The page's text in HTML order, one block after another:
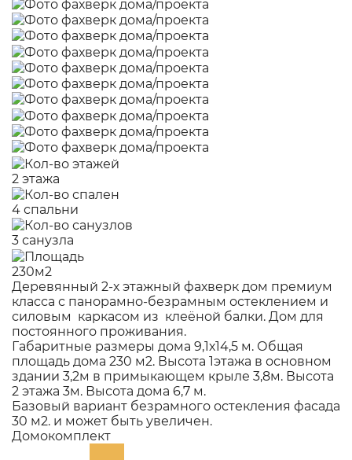
2 этажа
4 спальни
3 санузла
230м2
Деревянный 2-х этажный фахверк дом премиум
класса с панорамно-безрамным остеклением и
силовым каркасом из клеёной балки. Дом для
постоянного проживания.
Габаритные размеры дома 9,1х14,5 м. Общая
площадь дома 230 м2. Высота 1этажа в основном
здании 3,2м в примыкающем крыле 3,8м. Высота
2 этажа 3м. Высота дома 6,7 м.
Базовый вариант безрамного остекления фасада
30 м2. и может быть увеличен.
Домокомплект